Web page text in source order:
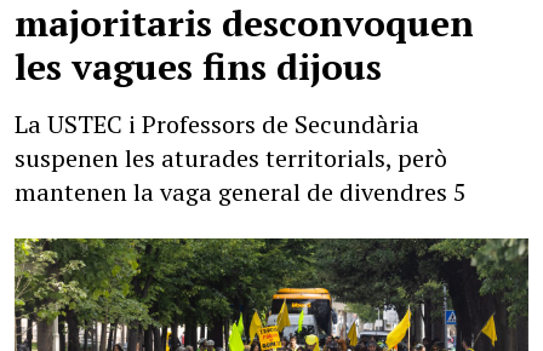
majoritaris desconvoquen
les vagues fins dijous
La USTEC i Professors de Secundària
suspenen les aturades territorials, però
mantenen la vaga general de divendres 5